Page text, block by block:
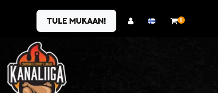
Tule mukaan! 0